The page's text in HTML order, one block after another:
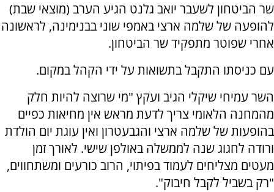
שר הביטחון לשעבר יואב גלנט הגיע הערב (מוצאי שבת)
להופעה של שלמה ארצי באמפי שוני בבנימינה, לראשונה
אחרי שפוטר מתפקיד שר הביטחון.
עם כניסתו התקבל בתשואות על ידי הקהל במקום.
השר עמיחי שיקלי הגיב ועקץ "מי שרוצה להיות חלק
מהמחנה הלאומי צריך לדעת מראש אין מחיאות כפיים
בהופעות של שלמה ארצי והגבעטרון ואין עוגת יום הולדת
ורודה לחגוג שנה לממשלה באולפן שישי. לאורך זמן
מעטים מצליחים לעמוד בפיתוי, הרוב כורעים ומשתחווים,
"רק בשביל לקבל חיבוק".